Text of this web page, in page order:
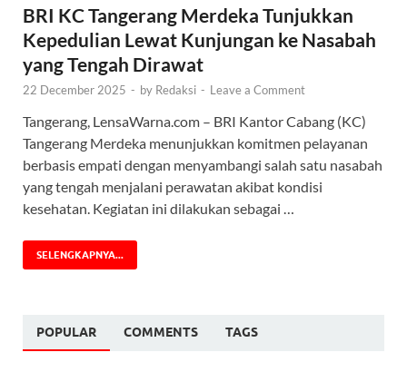
BRI KC Tangerang Merdeka Tunjukkan
Kepedulian Lewat Kunjungan ke Nasabah
yang Tengah Dirawat
22 December 2025 - by Redaksi - Leave a Comment
Tangerang, LensaWarna.com – BRI Kantor Cabang (KC)
Tangerang Merdeka menunjukkan komitmen pelayanan
berbasis empati dengan menyambangi salah satu nasabah
yang tengah menjalani perawatan akibat kondisi
kesehatan. Kegiatan ini dilakukan sebagai …
SELENGKAPNYA...
POPULAR COMMENTS TAGS